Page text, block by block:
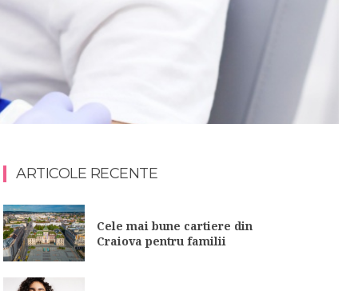
ARTICOLE RECENTE
Cele mai bune cartiere din
Craiova pentru familii